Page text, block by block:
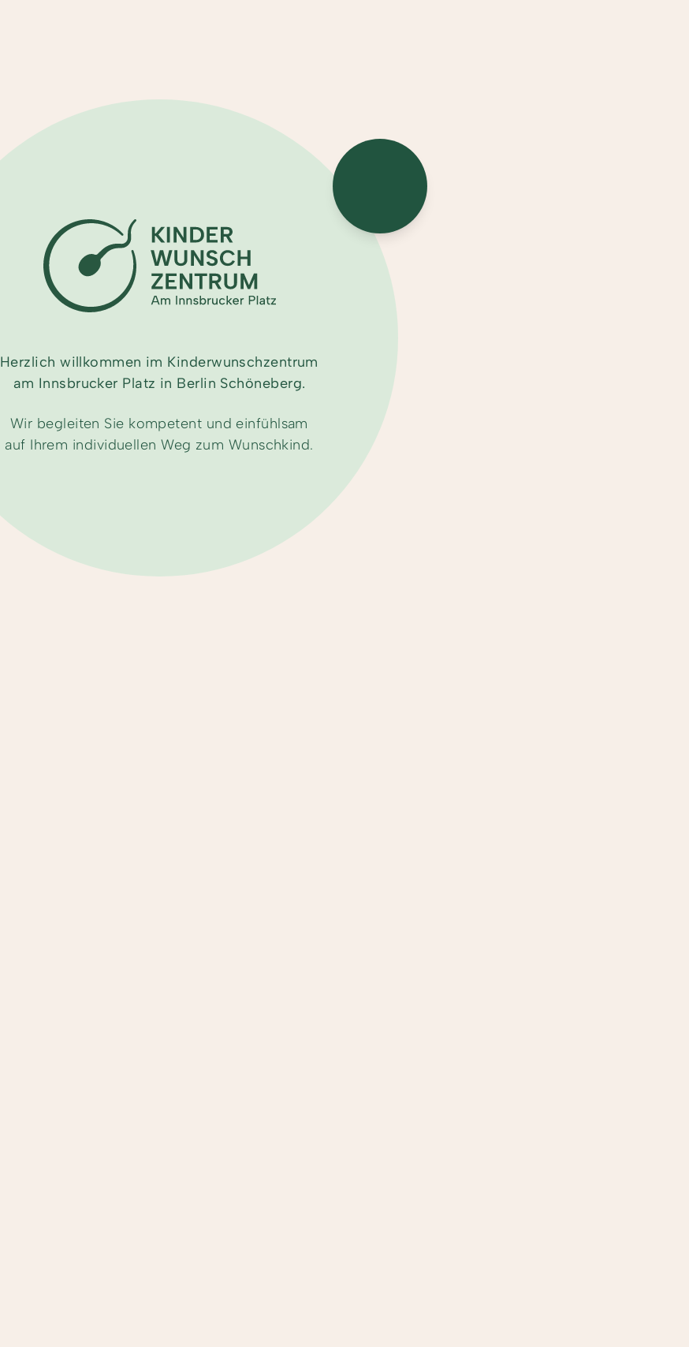
Herzlich willkommen im Kinderwunschzentrum
am Innsbrucker Platz in Berlin Schöneberg.
Wir begleiten Sie kompetent und einfühlsam
auf Ihrem individuellen Weg zum Wunschkind.